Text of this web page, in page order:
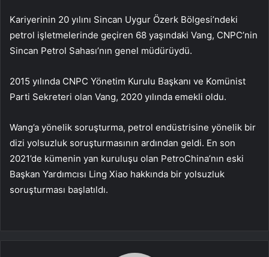
Kariyerinin 20 yılını Sincan Uygur Özerk Bölgesi’ndeki
petrol işletmelerinde geçiren 68 yaşındaki Vang, CNPC’nin
Sincan Petrol Sahası’nın genel müdürüydü.
2015 yılında CNPC Yönetim Kurulu Başkanı ve Komünist
Parti Sekreteri olan Vang, 2020 yılında emekli oldu.
Wang’a yönelik soruşturma, petrol endüstrisine yönelik bir
dizi yolsuzluk soruşturmasının ardından geldi. En son
2021’de kümenin yan kuruluşu olan PetroChina’nın eski
Başkan Yardımcısı Ling Xiao hakkında bir yolsuzluk
soruşturması başlatıldı.